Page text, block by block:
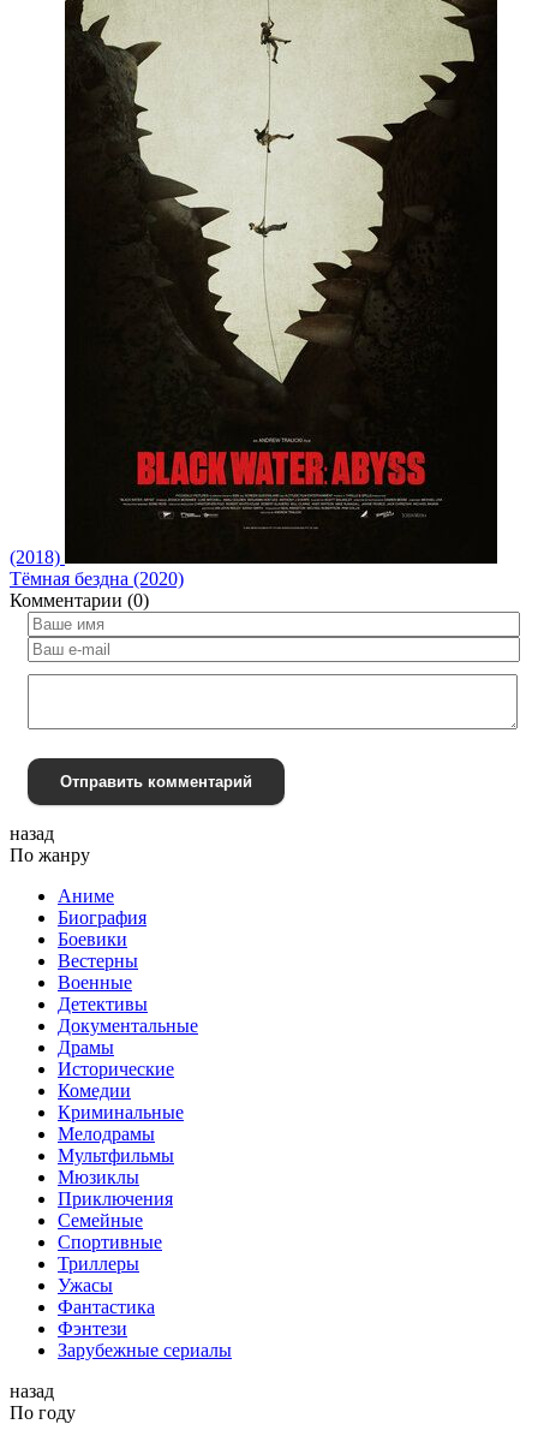
(2018)
Тёмная бездна (2020)
Комментарии (0)
Отправить комментарий
назад
По жанру
Аниме
Биография
Боевики
Вестерны
Военные
Детективы
Документальные
Драмы
Исторические
Комедии
Криминальные
Мелодрамы
Мультфильмы
Мюзиклы
Приключения
Семейные
Спортивные
Триллеры
Ужасы
Фантастика
Фэнтези
Зарубежные сериалы
назад
По году